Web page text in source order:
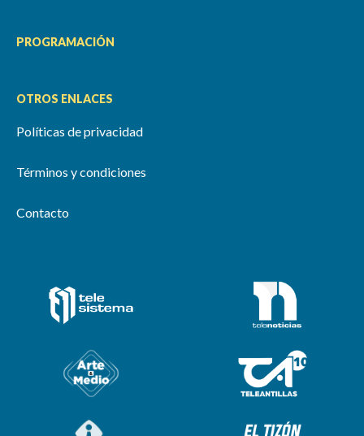
PROGRAMACIÓN
OTROS ENLACES
Políticas de privacidad
Términos y condiciones
Contacto